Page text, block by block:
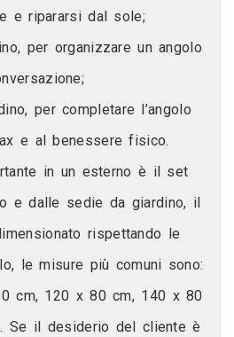
e ripararsi dal sole;
per organizzare un angolo
per completare l’angolo
e al benessere fisico.
in un esterno è il set
e dalle sedie da giardino, il
rispettando le
le misure più comuni sono:
cm, 120 x 80 cm, 140 x 80
Se il desiderio del cliente è